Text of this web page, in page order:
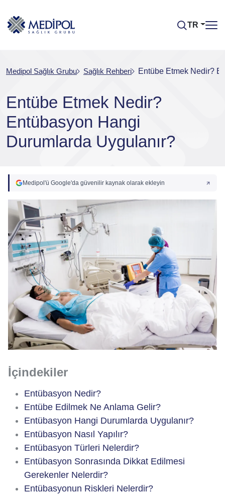
TR
Medipol Sağlık Grubu Sağlık Rehberi Entübe Etmek Nedir?
Entübe Etmek Nedir?
Entübasyon Hangi
Durumlarda Uygulanır?
Medipol'ü Google'da güvenilir kaynak olarak ekleyin
İçindekiler
Entübasyon Nedir?
Entübe Edilmek Ne Anlama Gelir?
Entübasyon Hangi Durumlarda Uygulanır?
Entübasyon Nasıl Yapılır?
Entübasyon Türleri Nelerdir?
Entübasyon Sonrasında Dikkat Edilmesi
Gerekenler Nelerdir?
Entübasyonun Riskleri Nelerdir?